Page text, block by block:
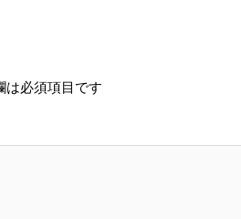
は必須項目です